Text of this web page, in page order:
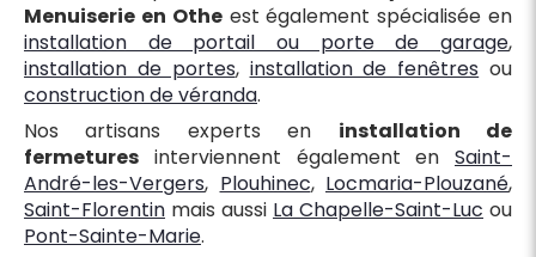
Menuiserie en Otheest également spécialisée en
installation de portail ou porte de garage,
installation de portes, installation de fenêtres ou
construction de véranda.
Nos artisans experts en installation de
fermetures interviennent également en Saint-
André-les-Vergers, Plouhinec, Locmaria-Plouzané,
Saint-Florentin mais aussi La Chapelle-Saint-Luc ou
Pont-Sainte-Marie.